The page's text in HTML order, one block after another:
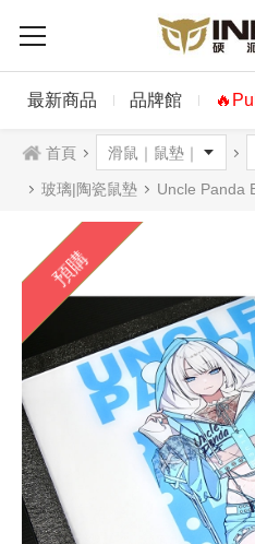
最新商品 品牌館
首頁
玻璃|陶瓷鼠墊 Uncle Panda Blue
預購